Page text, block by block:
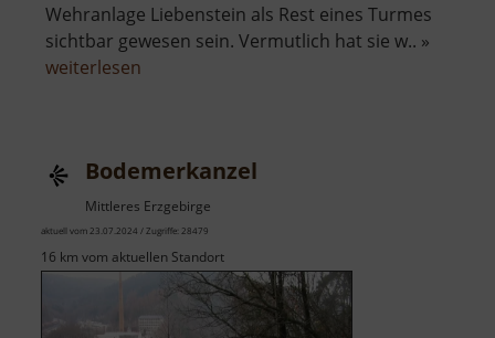
Wehranlage Liebenstein als Rest eines Turmes
sichtbar gewesen sein. Vermutlich hat sie w.. »
weiterlesen
Bodemerkanzel
Mittleres Erzgebirge
aktuell vom 23.07.2024 / Zugriffe: 28479
16 km vom aktuellen Standort